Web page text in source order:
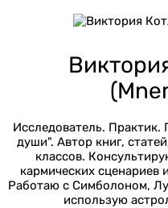
Исследователь.
души". Автор книг,
классов.
кармических сценариев
Работаю с Симболоном,
использую